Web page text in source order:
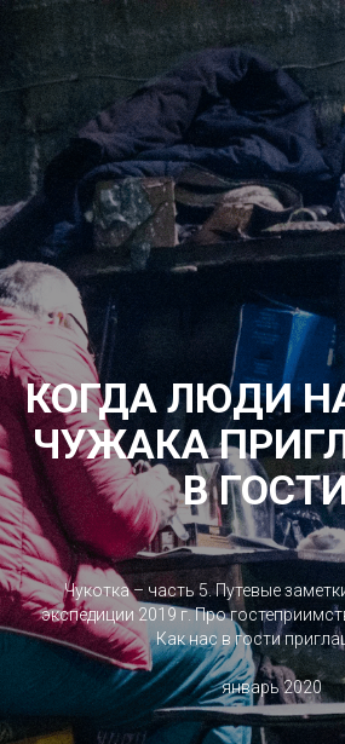
КОГДА ЛЮДИ
ЧУЖАКА
В
Чукотка – часть 5. Путевые
экспедиции 2019 г. Про
Как нас в гости
январь 2020